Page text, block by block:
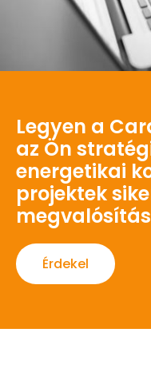
Legyen a
az Ön
energetikai
projektek
Érdekel